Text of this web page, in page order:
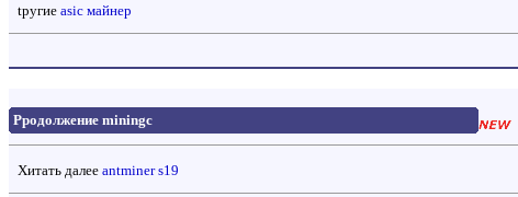
tругие asic майнер
Pродолжение miningc
Xитать далее antminer s19